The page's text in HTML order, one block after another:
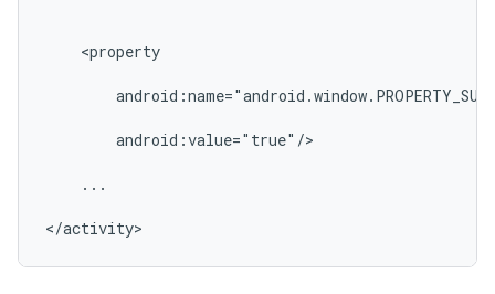
<property
android:value="true"/>
...
</activity>